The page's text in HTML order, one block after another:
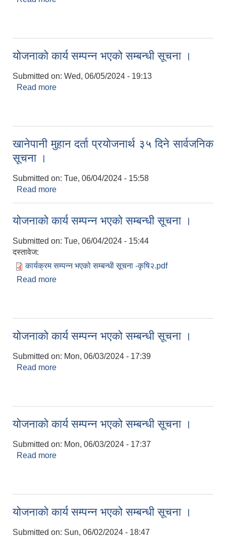
योजनाको कार्य सम्पन्न भएको सम्बन्धी सूचना ।
Submitted on: Wed, 06/05/2024 - 19:13
Read more
खानेपानी मुहान दर्ता प्रयोजनार्थ ३५ दिने सार्वजनिक
सूचना ।
Submitted on: Tue, 06/04/2024 - 15:58
Read more
योजनाको कार्य सम्पन्न भएको सम्बन्धी सूचना ।
Submitted on: Tue, 06/04/2024 - 15:44
दस्तावेज:
कार्यक्रम सम्पन्न भएको सम्बन्धी सूचना -कृषि२.pdf
Read more
योजनाको कार्य सम्पन्न भएको सम्बन्धी सूचना ।
Submitted on: Mon, 06/03/2024 - 17:39
Read more
योजनाको कार्य सम्पन्न भएको सम्बन्धी सूचना ।
Submitted on: Mon, 06/03/2024 - 17:37
Read more
योजनाको कार्य सम्पन्न भएको सम्बन्धी सूचना ।
Submitted on: Sun, 06/02/2024 - 18:47